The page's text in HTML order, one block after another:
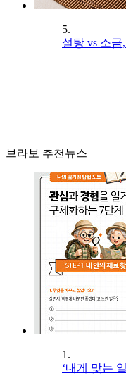
5.
설탕 vs 소
브라보 추천뉴스
1.
‘내게 맞는